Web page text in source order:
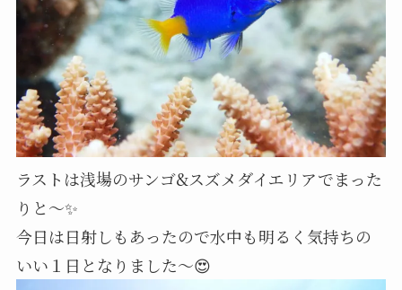
ラストは浅場のサンゴ&スズメダイエリアでまった
りと～✨
今日は日射しもあったので水中も明るく気持ちの
いい１日となりました～😍